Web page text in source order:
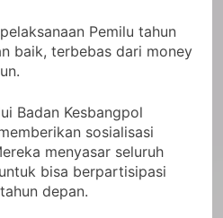
Pemilu tahun
baik, terbebas dari money
Badan Kesbangpol
sosialisasi
menyasar seluruh
bisa berpartisipasi
depan.